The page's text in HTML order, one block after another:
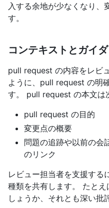
入する余地が少なくなり、
す。
コンテキストとガイ
pull request の内容をレビ
ように、pull request の明
す。 pull request の本文は
pull request の目的
変更点の概要
問題の追跡や以前の会
のリンク
レビュー担当者を支援する
種類を共有します。 たと
しょうか、それとも深い批